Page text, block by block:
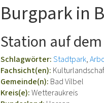
Burgpark in
Station auf
Schlagwörter:Stadtpark
Fachsicht(en):
Gemeinde(n): Bad Vilbel
Kreis(e):Wetteraukreis